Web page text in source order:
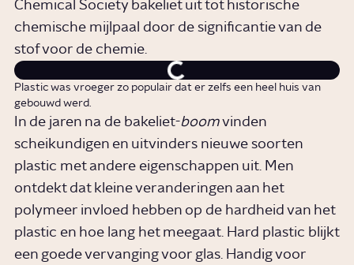
Chemical Society bakeliet uit tot historische
chemische mijlpaal door de significantie van de
stof voor de chemie.
Plastic was vroeger zo populair dat er zelfs een heel huis van
gebouwd werd.
In de jaren na de bakeliet-boomvinden
scheikundigen en uitvinders nieuwe soorten
plastic met andere eigenschappen uit. Men
ontdekt dat kleine veranderingen aan het
polymeer invloed hebben op de hardheid van het
plastic en hoe lang het meegaat. Hard plastic blijkt
een goede vervanging voor glas. Handig voor